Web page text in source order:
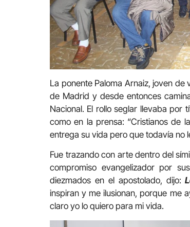
La ponente Paloma Arnaiz, joven de
de Madrid y desde entonces
Nacional. El rollo seglar llevaba por
como en la prensa: “Cristianos de
entrega su vida pero que todavía no
Fue trazando con arte dentro del
compromiso evangelizador por
diezmados en el apostolado, dijo:
inspiran y me ilusionan, porque me
claro yo lo quiero para mi vida.